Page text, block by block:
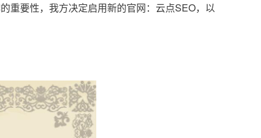
重要性，我方决定启用新的官网：云点SEO，以